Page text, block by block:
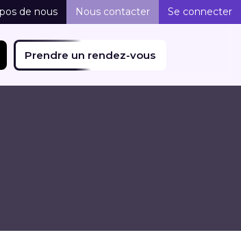
Prendre un rendez-vous
de nous Nous contacter Se connecter